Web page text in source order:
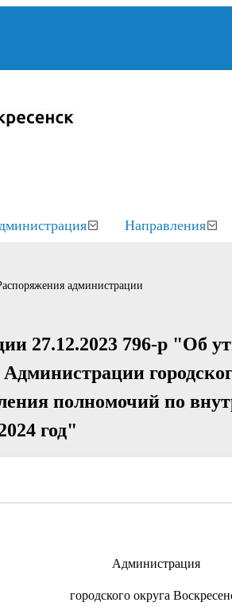
Направления
администрации
27.12.2023 796-р "Об
полномочий по
год"
Администрация
городского округа